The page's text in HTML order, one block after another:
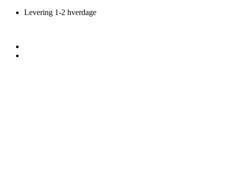
VidereLevering 1-2 hverdage